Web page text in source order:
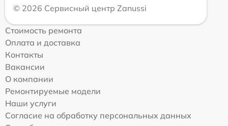
© 2026 Сервисный центр Zanussi
Стоимость ремонта
Оплата и доставка
Контакты
Вакансии
О компании
Ремонтируемые модели
Наши услуги
Согласие на обработку персональных данных